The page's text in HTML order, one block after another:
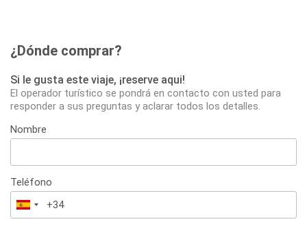
¿Dónde comprar?
Si le gusta este viaje, ¡reserve aqui!
El operador turístico se pondrá en contacto con usted para
responder a sus preguntas y aclarar todos los detalles.
Nombre
Teléfono
España
+34